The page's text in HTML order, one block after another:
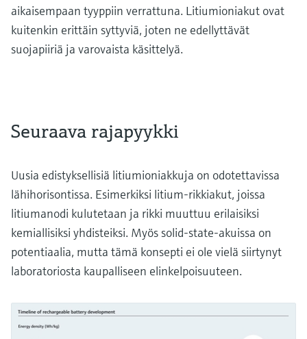
aikaisempaan tyyppiin verrattuna. Litiumioniakut ovat
kuitenkin erittäin syttyviä, joten ne edellyttävät
suojapiiriä ja varovaista käsittelyä.
Seuraava rajapyykki
Uusia edistyksellisiä litiumioniakkuja on odotettavissa
lähihorisontissa. Esimerkiksi litium-rikkiakut, joissa
litiumanodi kulutetaan ja rikki muuttuu erilaisiksi
kemiallisiksi yhdisteiksi. Myös solid-state-akuissa on
potentiaalia, mutta tämä konsepti ei ole vielä siirtynyt
laboratoriosta kaupalliseen elinkelpoisuuteen.